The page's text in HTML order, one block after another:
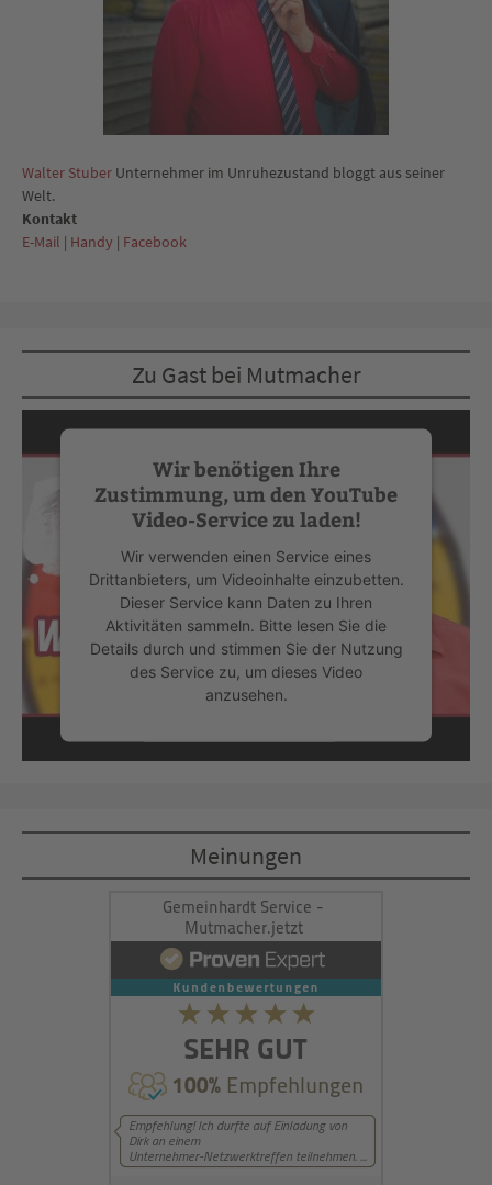
Walter Stuber Unternehmer im Unruhezustand bloggt aus seiner
Welt.
Kontakt
E-Mail | Handy | Facebook
Zu Gast bei Mutmacher
Wir benötigen Ihre
Zustimmung, um den YouTube
Video-Service zu laden!
Wir verwenden einen Service eines
Drittanbieters, um Videoinhalte einzubetten.
Dieser Service kann Daten zu Ihren
Aktivitäten sammeln. Bitte lesen Sie die
Details durch und stimmen Sie der Nutzung
des Service zu, um dieses Video
anzusehen.
Mehr Informationen
powered byUsercentrics Consent
Management Platform&eRecht24
Meinungen